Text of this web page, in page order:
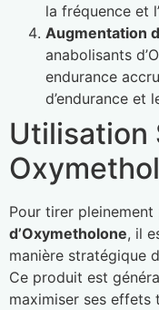
la fréquence et
Augmentation
anabolisants
endurance
d’endurance et
Utilisation
Pour tirer
d’Oxymetholone, il
manière stratégique
Ce produit est
maximiser ses effets